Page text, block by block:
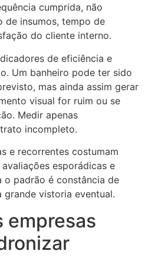
cumprida, não
de insumos, tempo de
do cliente interno.
de eficiência e
Um banheiro pode ter sido
mas ainda assim gerar
visual for ruim ou se
Medir apenas
incompleto.
e recorrentes costumam
esporádicas e
o padrão é constância de
grande vistoria eventual.
empresas